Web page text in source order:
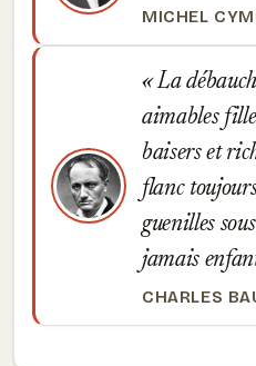
MICHEL
La
aimables
baisers et
flanc
guenilles
jamais
CHARLES